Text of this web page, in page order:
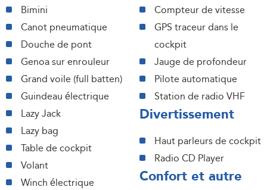
Bimini
Canot pneumatique
Douche de pont
Genoa sur enrouleur
Grand voile (full batten)
Guindeau électrique
Lazy Jack
Lazy bag
Table de cockpit
Volant
Winch électrique
Compteur de vitesse
GPS traceur dans le
cockpit
Jauge de profondeur
Pilote automatique
Station de radio VHF
Divertissement
Haut parleurs de cockpit
Radio CD Player
Confort et autre